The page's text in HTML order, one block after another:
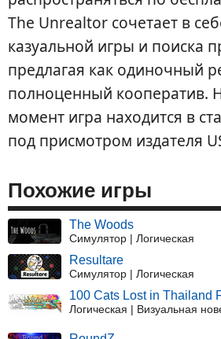
The Unrealtor сочетает в
казуальной игры и поиска
предлагая как одиночный
полноценный кооператив.
момент игра находится в
под присмотром издателя
Похожие игры
The Woods
Симулятор | Логическая
Resultare
Симулятор | Логическая
100 Cats Lost in Thailand
Логическая | Визуальная